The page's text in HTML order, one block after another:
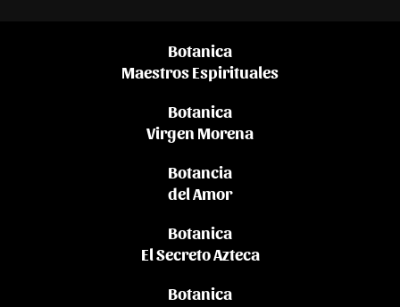
Botanica
Maestros Espirituales
Botanica
Virgen Morena
Botancia
del Amor
Botanica
El Secreto Azteca
Botanica